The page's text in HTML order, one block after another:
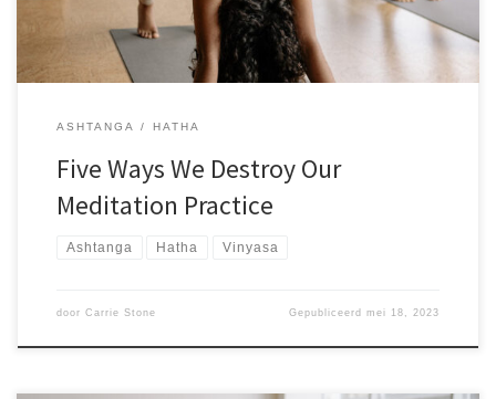
tempora incidunt ut labore et dolore magnam aliquam quaerat
voluptatem. Ut enim ad minima veniam, quis nostrum
exercitationem ullam corporis suscipit laboriosam, aute irure dolor
in reprehenderit voluptate velit nisi ut
ASHTANGA HATHA
Five Ways We Destroy Our
Meditation Practice
Ashtanga Hatha Vinyasa
door Carrie Stone Gepubliceerdmei 18, 2023